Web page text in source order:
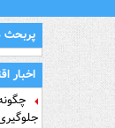
پربحث
اخبار